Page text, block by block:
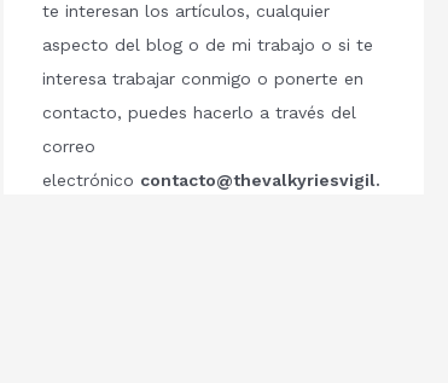
te interesan los artículos, cualquier
aspecto del blog o de mi trabajo o si te
interesa trabajar conmigo o ponerte en
contacto, puedes hacerlo a través del
correo
electrónico contacto@thevalkyriesvigil.